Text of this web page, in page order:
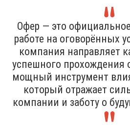
Офер — это
работе на оговорённых
компания направляет
успешного прохождения
мощный инструмент
который отражает
компании и заботу о